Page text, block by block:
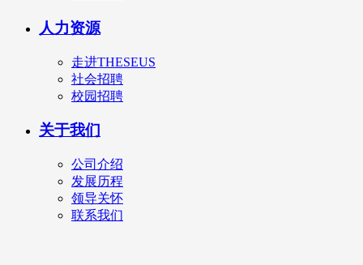
人力资源
走进THESEUS
社会招聘
校园招聘
关于我们
公司介绍
发展历程
领导关怀
联系我们